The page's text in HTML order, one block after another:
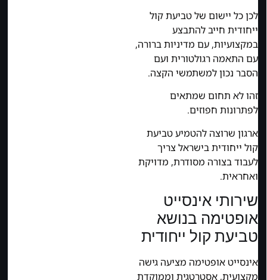
לכן כל יישום של טביעת קול
ייחודית חייב להתבצע
במקצועיות, עם מדיניות ברורה,
עם התאמה רגולטורית ועם
הסבר נכון למשתמשי הקצה.
זהו לא תחום שמתאים
לפתרונות חפוזים.
ארגון שרוצה להטמיע טביעת
קול ייחודית בישראל צריך
לעבוד בצורה מסודרת, מדויקת
ואחראית.
שירותי אינסייט
אופטימה בנושא
טביעת קול ייחודית
אינסייט אופטימה מציעה גישה
מקצועית, אסטרטגית וממוקדת